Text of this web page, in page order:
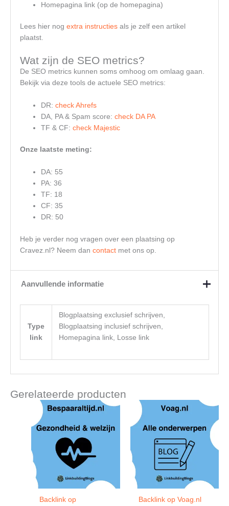
Homepagina link (op de homepagina)
Lees hier nog extra instructiesals je zelf een artikel
plaatst.
Wat zijn de SEO metrics?
De SEO metrics kunnen soms omhoog om omlaag gaan.
Bekijk via deze tools de actuele SEO metrics:
DR: check Ahrefs
DA, PA & Spam score: check DA PA
TF & CF: check Majestic
Onze laatste meting:
DA: 55
PA: 36
TF: 18
CF: 35
DR: 50
Heb je verder nog vragen over een plaatsing op
Cravez.nl? Neem dan contactmet ons op.
Aanvullende informatie
Type
link
Blogplaatsing exclusief schrijven,
Blogplaatsing inclusief schrijven,
Homepagina link, Losse link
Gerelateerde producten
Backlink op
Backlink op Voag.nl